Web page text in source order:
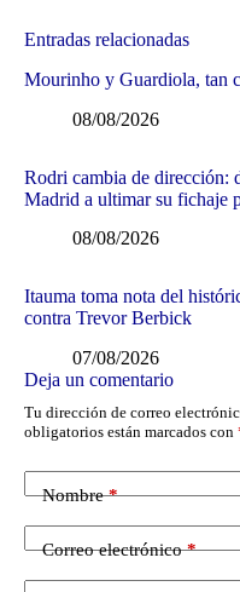
Entradas relacionadas
Mourinho y Guardiola, tan
08/08/2026
Rodri cambia de dirección:
Madrid a ultimar su fichaje
08/08/2026
Itauma toma nota del
contra Trevor Berbick
07/08/2026
Deja un comentario
Tu dirección de correo
obligatorios están marcados con
Nombre*
Correo electrónico*